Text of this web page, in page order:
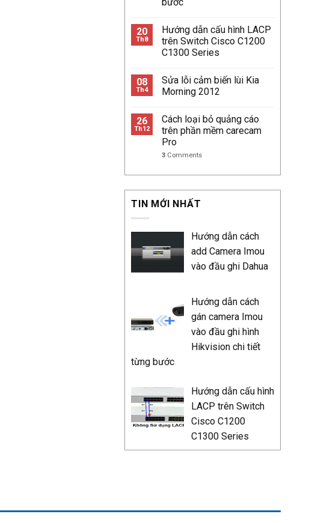
20
Th8
Hướng dẫn cấu hình LACP
trên Switch Cisco C1200
C1300 Series
08
Th4
Sửa lỗi cảm biến lùi Kia
Morning 2012
26
Th12
Cách loại bỏ quảng cáo
trên phần mềm carecam
Pro
3 Comments
TIN MỚI NHẤT
Hướng dẫn cách
add Camera Imou
vào đầu ghi Dahua
Hướng dẫn cách
gán camera Imou
vào đầu ghi hình
Hikvision chi tiết
từng bước
Hướng dẫn cấu hình
LACP trên Switch
Cisco C1200
C1300 Series